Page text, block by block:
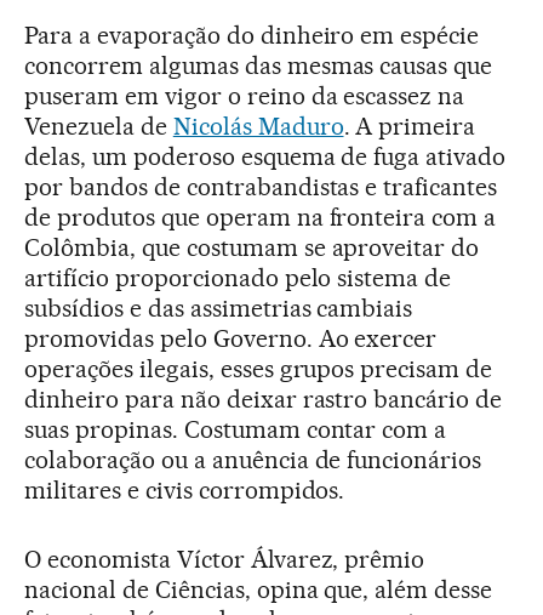
Para a evaporação do dinheiro em espécie
concorrem algumas das mesmas causas que
puseram em vigor o reino da escassez na
Venezuela de Nicolás Maduro. A primeira
delas, um poderoso esquema de fuga ativado
por bandos de contrabandistas e traficantes
de produtos que operam na fronteira com a
Colômbia, que costumam se aproveitar do
artifício proporcionado pelo sistema de
subsídios e das assimetrias cambiais
promovidas pelo Governo. Ao exercer
operações ilegais, esses grupos precisam de
dinheiro para não deixar rastro bancário de
suas propinas. Costumam contar com a
colaboração ou a anuência de funcionários
militares e civis corrompidos.
O economista Víctor Álvarez, prêmio
nacional de Ciências, opina que, além desse